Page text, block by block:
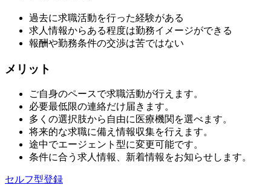
過去に求職活動を行った経験がある
求人情報からある程度は勤務イメージができる
報酬や勤務条件の交渉は苦ではない
メリット
ご自身のペースで求職活動が行えます。
必要最低限の連絡だけ届きます。
多くの選択肢から自由に医療機関を選べます。
将来的な求職に備え情報収集を行えます。
途中でエージェント型に変更可能です。
条件に合う求人情報、新着情報をお知らせします。
セルフ型登録